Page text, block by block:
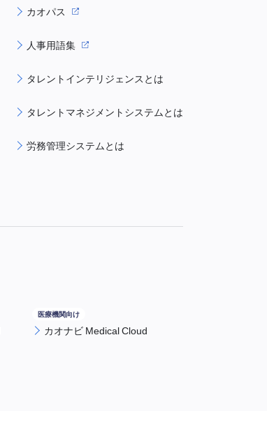
カオパス
人事用語集
タレントインテリジェンスとは
タレントマネジメントシステムとは
労務管理システムとは
カオナビ Medical Cloud